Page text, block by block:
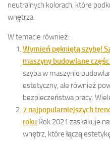
neutralnych kolorach, które
wnętrza.
W temacie również:
Wymień pękniętą szybę!
maszyny budowlane
szyba w maszynie
estetyczny, ale również
bezpieczeństwa pracy.
7 najpopularniejszych
roku Rok 2021 zaskakuje
wnętrz, które łączą